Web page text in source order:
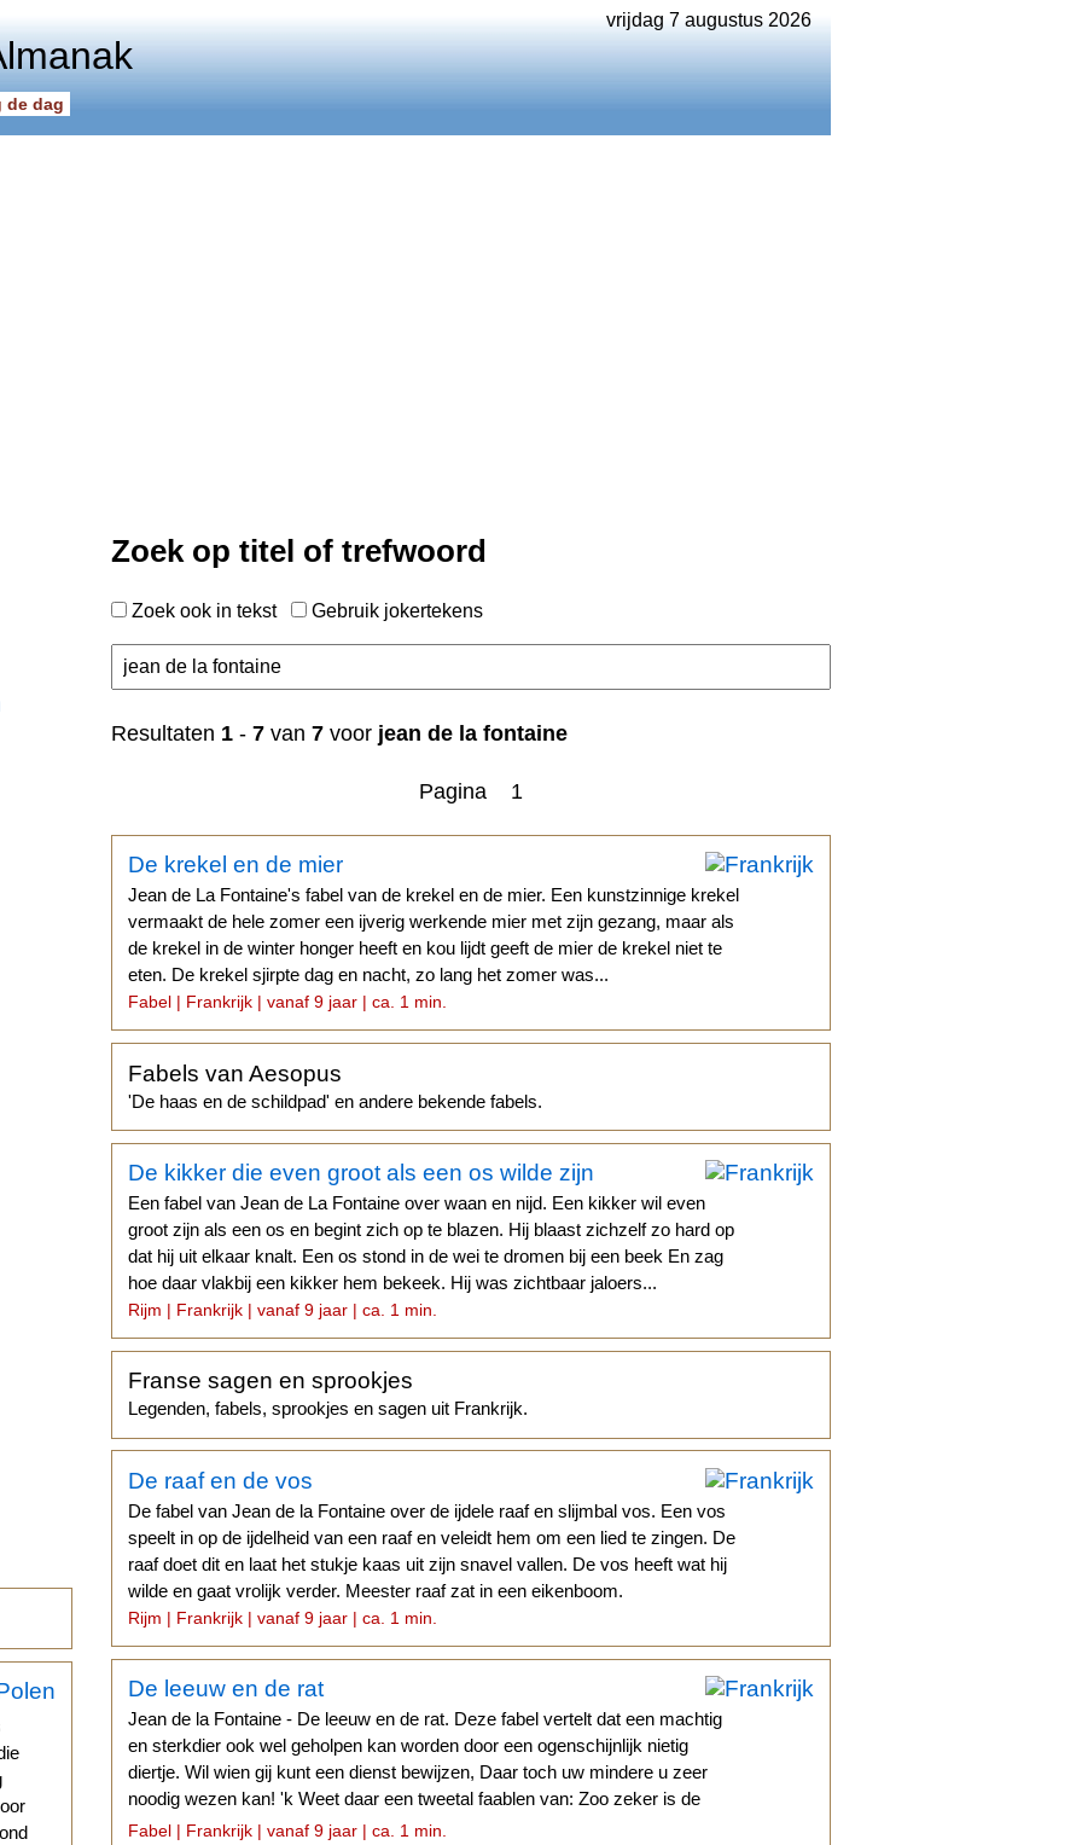
vrijdag 7 augustus 2026
de dag
Zoek op titel of trefwoord
Zoek ook in tekst Gebruik jokertekens
Resultaten 1 - 7 van 7 voor jean de la fontaine
Pagina 1
De krekel en de mier
Jean de La Fontaine's fabel van de krekel en de mier. Een kunstzinnige krekel
vermaakt de hele zomer een ijverig werkende mier met zijn gezang, maar als
de krekel in de winter honger heeft en kou lijdt geeft de mier de krekel niet te
eten. De krekel sjirpte dag en nacht, zo lang het zomer was...
Fabel | Frankrijk | vanaf 9 jaar | ca. 1 min.
Fabels van Aesopus
'De haas en de schildpad' en andere bekende fabels.
De kikker die even groot als een os wilde zijn
Een fabel van Jean de La Fontaine over waan en nijd. Een kikker wil even
groot zijn als een os en begint zich op te blazen. Hij blaast zichzelf zo hard op
dat hij uit elkaar knalt. Een os stond in de wei te dromen bij een beek En zag
hoe daar vlakbij een kikker hem bekeek. Hij was zichtbaar jaloers...
Rijm | Frankrijk | vanaf 9 jaar | ca. 1 min.
Franse sagen en sprookjes
Legenden, fabels, sprookjes en sagen uit Frankrijk.
De raaf en de vos
De fabel van Jean de la Fontaine over de ijdele raaf en slijmbal vos. Een vos
speelt in op de ijdelheid van een raaf en veleidt hem om een lied te zingen. De
raaf doet dit en laat het stukje kaas uit zijn snavel vallen. De vos heeft wat hij
wilde en gaat vrolijk verder. Meester raaf zat in een eikenboom.
Rijm | Frankrijk | vanaf 9 jaar | ca. 1 min.
De leeuw en de rat
Jean de la Fontaine - De leeuw en de rat. Deze fabel vertelt dat een machtig
en sterkdier ook wel geholpen kan worden door een ogenschijnlijk nietig
diertje. Wil wien gij kunt een dienst bewijzen, Daar toch uw mindere u zeer
noodig wezen kan! 'k Weet daar een tweetal faablen van: Zoo zeker is de
leer...
Fabel | Frankrijk | vanaf 9 jaar | ca. 1 min.